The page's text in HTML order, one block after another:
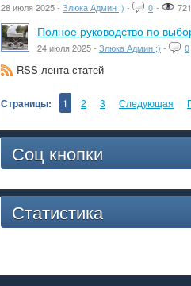
28 июля 2025 - Злюка Админ ;) - 0 -
Полное руководство по
24 июля 2025 - Злюка Админ ;) - 0
RSS-лента статей
Страницы: 1 2 3 Следующая
Соц кнопки
Статистика